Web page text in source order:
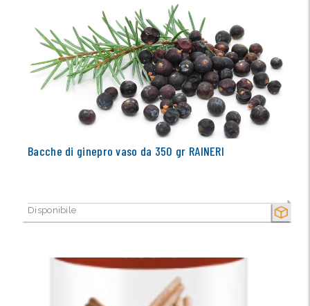
SECCO
Bacche di ginepro vaso da 350 gr RAINERI
Disponibile